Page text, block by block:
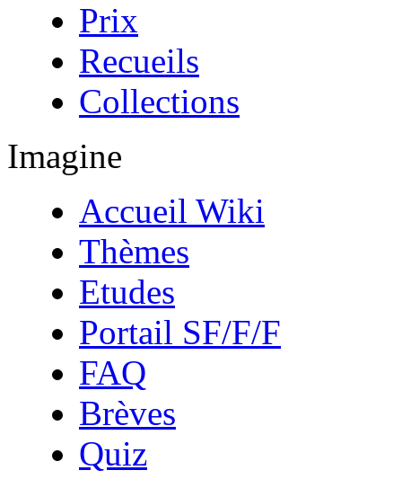
Prix
Recueils
Collections
Imagine
Accueil Wiki
Thèmes
Etudes
Portail SF/F/F
FAQ
Brèves
Quiz